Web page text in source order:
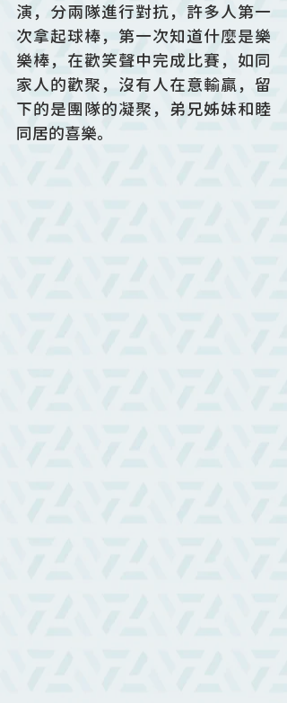
演，分兩隊進行對抗，許多人第一
次拿起球棒，第一次知道什麼是樂
樂棒，在歡笑聲中完成比賽，如同
家人的歡聚，沒有人在意輸贏，留
下的是團隊的凝聚，弟兄姊妹和睦
同居的喜樂。